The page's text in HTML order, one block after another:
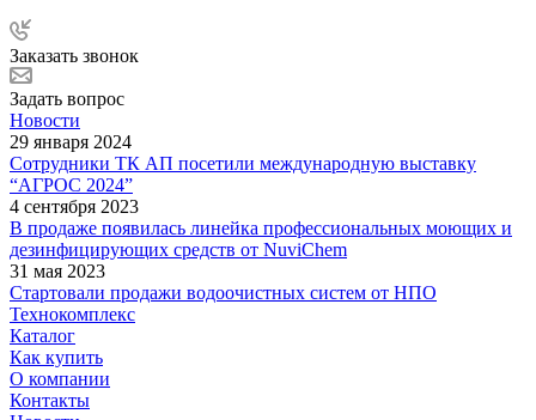
Заказать звонок
Задать вопрос
Новости
29 января 2024
Сотрудники ТК АП посетили международную выставку
“АГРОС 2024”
4 сентября 2023
В продаже появилась линейка профессиональных моющих и
дезинфицирующих средств от NuviChem
31 мая 2023
Стартовали продажи водоочистных систем от НПО
Технокомплекс
Каталог
Как купить
О компании
Контакты